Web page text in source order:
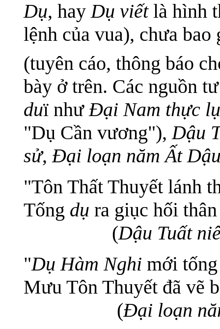
Dụ, hayDụ viếtlà hình
lệnh của vua), chưa
(tuyên cáo, thông báo
bày ở trên. Các nguồn
duï như Đại Nam thực
"Dụ Cần vương"), Dậu
sử, Đại loạn năm Ất
"Tôn Thất Thuyết lánh
Tống dụ ra giục hối
(Dậu Tuất
"Dụ Hàm Nghi mới
Mưu Tôn Thuyết đã vẽ
(Đại loạn